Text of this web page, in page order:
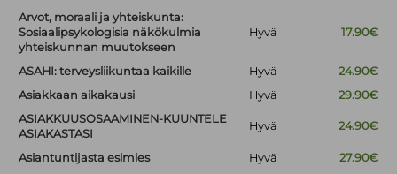
Arvot, moraali ja yhteiskunta:
Sosiaalipsykologisia näkökulmia
yhteiskunnan muutokseen
Hyvä 17.90€
ASAHI: terveysliikuntaa kaikille Hyvä
24.90€
Asiakkaan aikakausi
Hyvä
29.90€
ASIAKKUUSOSAAMINEN-KUUNTELE
ASIAKASTASI
Hyvä 24.90€
Asiantuntijasta esimies Hyvä
27.90€